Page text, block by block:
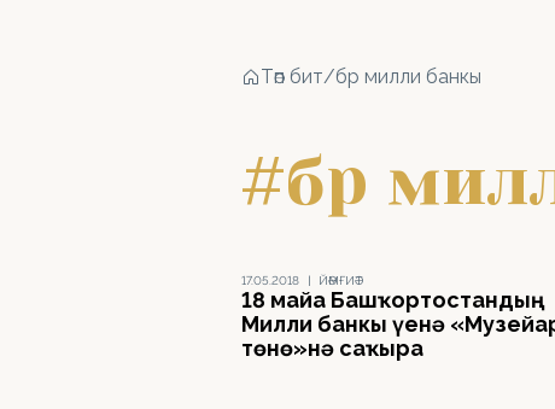
Төп бит/бр милли банкы
#бр
17.05.2018 | ЙӘМҒИӘТ
18 майҙа Башҡортостандың
Милли банкы үҙенә
төнө»нә саҡыра